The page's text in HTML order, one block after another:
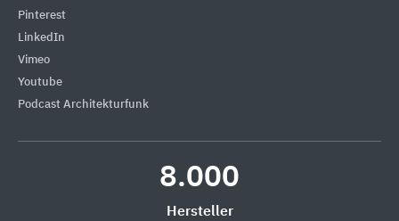
Pinterest
LinkedIn
Vimeo
Youtube
Podcast Architekturfunk
8.000
Hersteller